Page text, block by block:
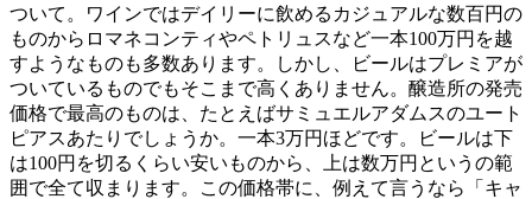
ついて。ワインではデイリーに飲めるカジュアルな数百円の
ものからロマネコンティやペトリュスなど一本100万円を越
すようなものも多数あります。しかし、ビールはプレミアが
ついているものでもそこまで高くありません。醸造所の発売
価格で最高のものは、たとえばサミュエルアダムスのユート
ピアスあたりでしょうか。一本3万円ほどです。ビールは下
は100円を切るくらい安いものから、上は数万円というの範
囲で全て収まります。この価格帯に、例えて言うなら「キャ